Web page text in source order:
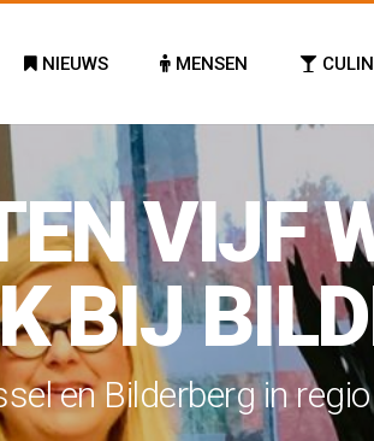
NIEUWS MENSEN
VIJF
BIJ
en Bilderberg in regio